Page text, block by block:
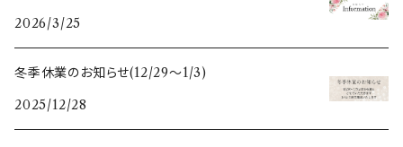
2026/3/25
冬季休業のお知らせ(12/29〜1/3)
2025/12/28